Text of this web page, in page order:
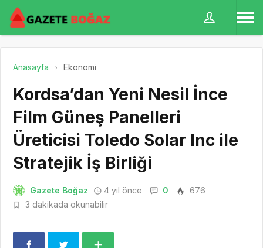
Anasayfa Ekonomi
Kordsa’dan Yeni Nesil İnce
Film Güneş Panelleri
Üreticisi Toledo Solar Inc ile
Stratejik İş Birliği
Gazete Boğaz 4 yıl önce 0
676
3 dakikada okunabilir